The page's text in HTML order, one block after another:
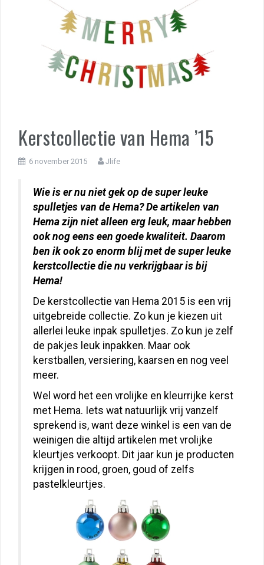
Kerstcollectie van Hema ’15
6 november 2015 Jlife
Wie is er nu niet gek op de super leuke
spulletjes van de Hema? De artikelen van
Hema zijn niet alleen erg leuk, maar hebben
ook nog eens een goede kwaliteit. Daarom
ben ik ook zo enorm blij met de super leuke
kerstcollectie die nu verkrijgbaar is bij
Hema!
De kerstcollectie van Hema 2015 is een vrij
uitgebreide collectie. Zo kun je kiezen uit
allerlei leuke inpak spulletjes. Zo kun je zelf
de pakjes leuk inpakken. Maar ook
kerstballen, versiering, kaarsen en nog veel
meer.
Wel word het een vrolijke en kleurrijke kerst
met Hema. Iets wat natuurlijk vrij vanzelf
sprekend is, want deze winkel is een van de
weinigen die altijd artikelen met vrolijke
kleurtjes verkoopt. Dit jaar kun je producten
krijgen in rood, groen, goud of zelfs
pastelkleurtjes.